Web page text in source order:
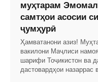
муҳтарам
самтҳои асосии
ҷумҳурӣ
Ҳамватанони азиз!
вакилони Маҷлиси
шарифи Тоҷикистон ва
дастовардҳои назаррас